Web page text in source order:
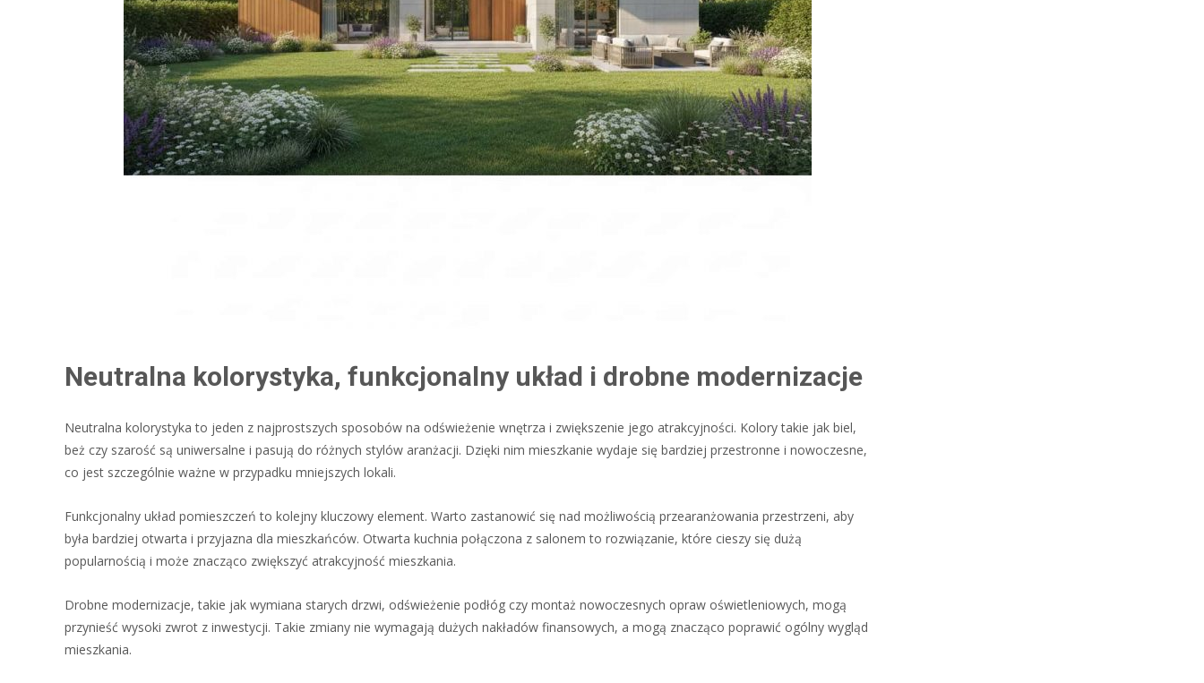
Neutralna kolorystyka, funkcjonalny układ i drobne modernizacje
Neutralna kolorystyka to jeden z najprostszych sposobów na odświeżenie wnętrza i zwiększenie jego atrakcyjności. Kolory takie jak biel,
beż czy szarość są uniwersalne i pasują do różnych stylów aranżacji. Dzięki nim mieszkanie wydaje się bardziej przestronne i nowoczesne,
co jest szczególnie ważne w przypadku mniejszych lokali.
Funkcjonalny układ pomieszczeń to kolejny kluczowy element. Warto zastanowić się nad możliwością przearanżowania przestrzeni, aby
była bardziej otwarta i przyjazna dla mieszkańców. Otwarta kuchnia połączona z salonem to rozwiązanie, które cieszy się dużą
popularnością i może znacząco zwiększyć atrakcyjność mieszkania.
Drobne modernizacje, takie jak wymiana starych drzwi, odświeżenie podłóg czy montaż nowoczesnych opraw oświetleniowych, mogą
przynieść wysoki zwrot z inwestycji. Takie zmiany nie wymagają dużych nakładów finansowych, a mogą znacząco poprawić ogólny wygląd
mieszkania.